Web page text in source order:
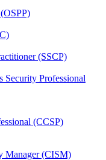
(SSCP)
Security Professional
(CCSP)
Manager (CISM)